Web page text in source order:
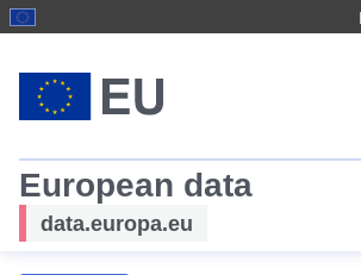
European data
data.europa.eu